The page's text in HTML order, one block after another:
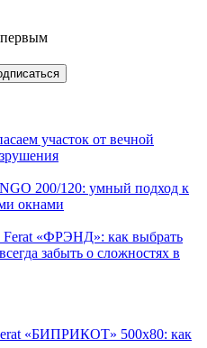
первым
участок от вечной
200/120: умный подход к
окнами
Ferat «ФРЭНД»: как выбрать
забыть о сложностях в
«БИПРИКОТ» 500x80: как